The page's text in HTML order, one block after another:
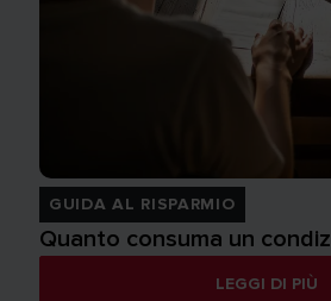
GUIDA AL RISPARMIO
Quanto consuma un
LEGGI DI PIÙ